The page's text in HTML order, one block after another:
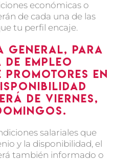
económicas o
de cada una de las
tu perfil encaje.
general, para
empleo
promotores en
de viernes,
salariales que
y la disponibilidad, el
también informado o